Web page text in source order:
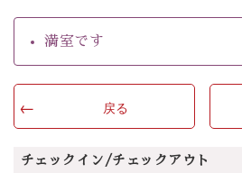
満室です
戻る
チェックイン/チェックアウト